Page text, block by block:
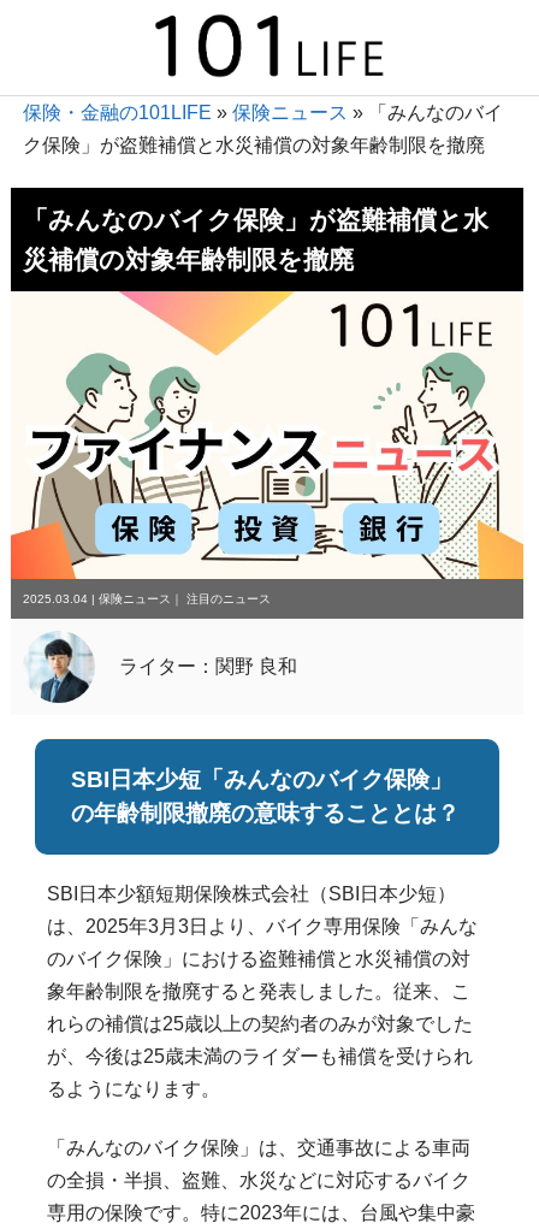
保険・金融の101LIFE » 保険ニュース »
「みんなのバイ
ク保険」が盗難補償と水災補償の対象年齢制限を撤廃
「みんなのバイク保険」が盗難補償と水
災補償の対象年齢制限を撤廃
2025.03.04 | 保険ニュース ｜ 注目のニュース
ライター：関野 良和
SBI日本少短「みんなのバイク保険」
の年齢制限撤廃の意味することとは？
SBI日本少額短期保険株式会社（SBI日本少短）
は、2025年3月3日より、バイク専用保険「みんな
のバイク保険」における盗難補償と水災補償の対
象年齢制限を撤廃すると発表しました。従来、こ
れらの補償は25歳以上の契約者のみが対象でした
が、今後は25歳未満のライダーも補償を受けられ
るようになります。
「みんなのバイク保険」は、交通事故による車両
の全損・半損、盗難、水災などに対応するバイク
専用の保険です。特に2023年には、台風や集中豪